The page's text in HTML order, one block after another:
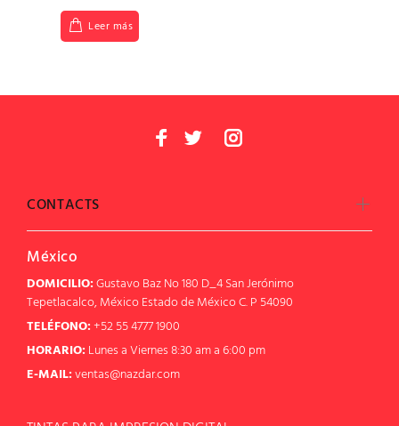
Leer más
CONTACTS
México
DOMICILIO:Gustavo Baz No 180 D_4 San Jerónimo
Tepetlacalco, México Estado de México C. P 54090
TELÉFONO:+52 55 4777 1900
HORARIO: Lunes a Viernes 8:30 am a 6:00 pm
E-MAIL:ventas@nazdar.com